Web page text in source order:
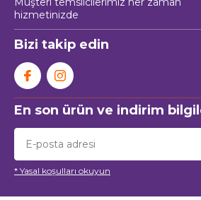
hizmetinizde
Bizi takip edin
En son ürün ve indirim
* Yasal koşulları okuyun